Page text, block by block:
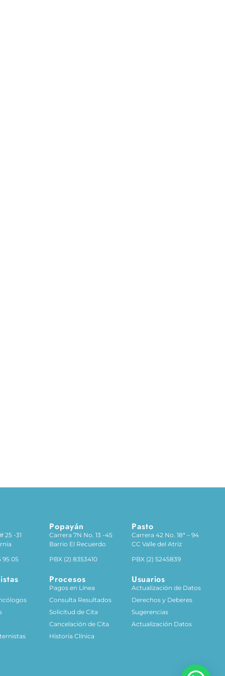
25 -31
95 05
Popayán
Carrera 7N No. 13 -45
Barrio El Recuerdo
PBX (2) 8353410
Procesos
Pagos en Línea
Consulta Resultados
Solicitud de Cita
Cancelación de Cita
Historia Clínica
Pasto
Carrera 42 No. 18ª – 94
CC Valle del Atriz
PBX (2) 5245839
Usuarios
Actualización de Datos
Derechos y Deberes
Sugerencias
Actualización Datos